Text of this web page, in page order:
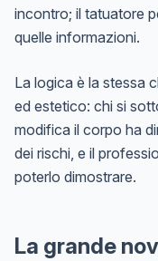
incontro; il tatuatore
quelle informazioni.
La logica è la stessa
ed estetico: chi si
modifica il corpo ha
dei rischi, e il
poterlo dimostrare.
La grande